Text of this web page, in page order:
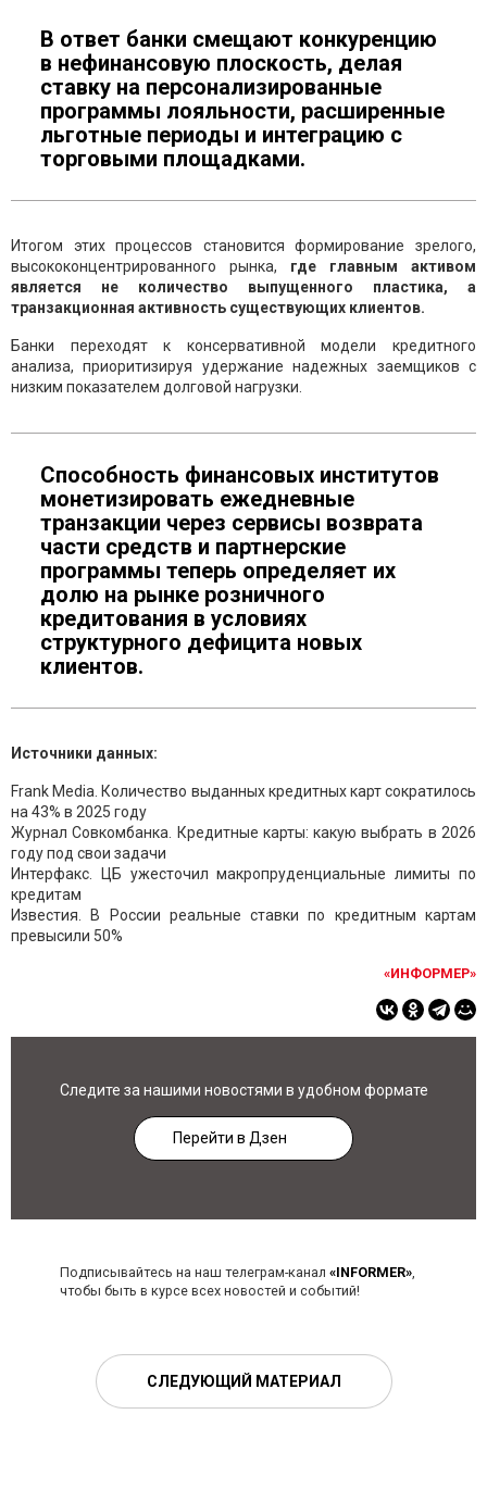
В ответ банки смещают конкуренцию
в нефинансовую плоскость, делая
ставку на персонализированные
программы лояльности, расширенные
льготные периоды и интеграцию с
торговыми площадками.
Итогом этих процессов становится формирование зрелого,
высококонцентрированного рынка, где главным активом
является не количество выпущенного пластика, а
транзакционная активность существующих клиентов.
Банки переходят к консервативной модели кредитного
анализа, приоритизируя удержание надежных заемщиков с
низким показателем долговой нагрузки.
Способность финансовых институтов
монетизировать ежедневные
транзакции через сервисы возврата
части средств и партнерские
программы теперь определяет их
долю на рынке розничного
кредитования в условиях
структурного дефицита новых
клиентов.
Источники данных:
Frank Media. Количество выданных кредитных карт сократилось
на 43% в 2025 году
Журнал Совкомбанка. Кредитные карты: какую выбрать в 2026
году под свои задачи
Интерфакс. ЦБ ужесточил макропруденциальные лимиты по
кредитам
Известия. В России реальные ставки по кредитным картам
превысили 50%
«ИНФОРМЕР»
Следите за нашими новостями в удобном формате
Перейти в Дзен
Подписывайтесь на наш телеграм-канал «INFORMER»,
чтобы быть в курсе всех новостей и событий!
СЛЕДУЮЩИЙ МАТЕРИАЛ